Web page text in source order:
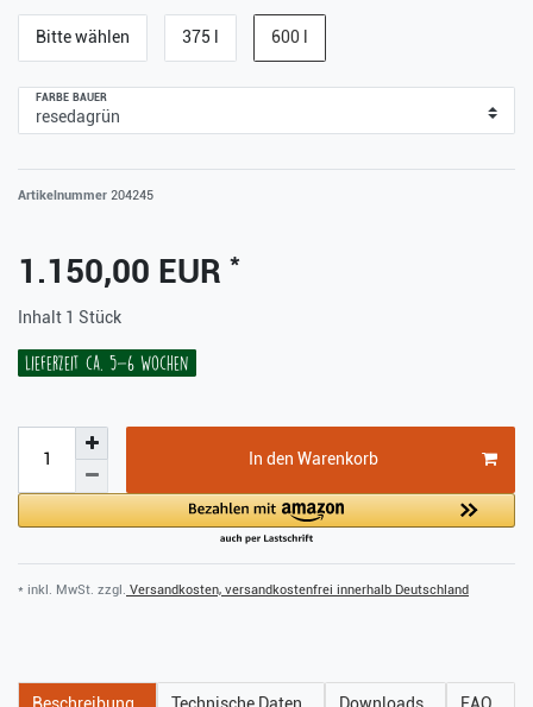
Bitte wählen 375 l 600 l
FARBE BAUER
Artikelnummer 204245
1.150,00 EUR *
Inhalt 1 Stück
Lieferzeit ca. 5-6 Wochen
In den Warenkorb
* inkl. MwSt. zzgl. Versandkosten, versandkostenfrei innerhalb Deutschland